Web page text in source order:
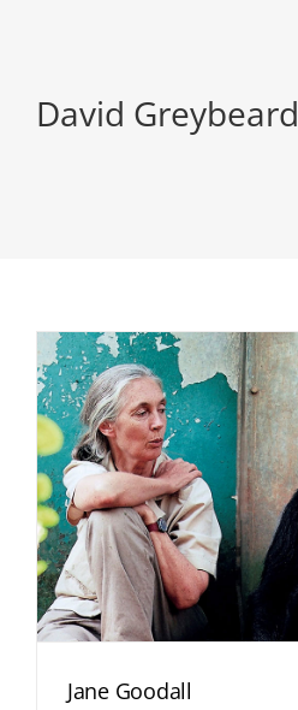
David Greybeard
Jane Goodall